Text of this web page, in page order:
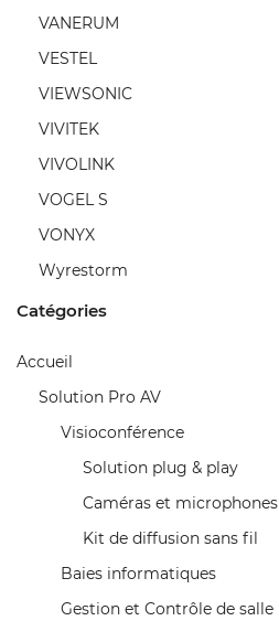
VANERUM
VESTEL
VIEWSONIC
VIVITEK
VIVOLINK
VOGEL S
VONYX
Wyrestorm
Catégories
Accueil
Solution Pro AV
Visioconférence
Solution plug & play
Caméras et microphones
Kit de diffusion sans fil
Baies informatiques
Gestion et Contrôle de salle